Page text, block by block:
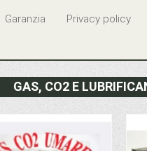
Garanzia
Privacy policy
GAS, CO2 E